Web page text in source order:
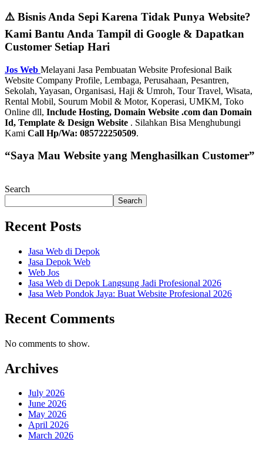
⚠️ Bisnis Anda Sepi Karena Tidak Punya Website?
Kami Bantu Anda Tampil di Google & Dapatkan
Customer Setiap Hari
Jos Web Melayani Jasa Pembuatan Website Profesional Baik
Website Company Profile, Lembaga, Perusahaan, Pesantren,
Sekolah, Yayasan, Organisasi, Haji & Umroh, Tour Travel, Wisata,
Rental Mobil, Sourum Mobil & Motor, Koperasi, UMKM, Toko
Online dll, Include Hosting, Domain Website .com dan Domain
Id, Template & Design Website . Silahkan Bisa Menghubungi
Kami Call Hp/Wa: 085722250509.
“Saya Mau Website yang Menghasilkan Customer”
Search
Search
Recent Posts
Jasa Web di Depok
Jasa Depok Web
Web Jos
Jasa Web di Depok Langsung Jadi Profesional 2026
Jasa Web Pondok Jaya: Buat Website Profesional 2026
Recent Comments
No comments to show.
Archives
July 2026
June 2026
May 2026
April 2026
March 2026